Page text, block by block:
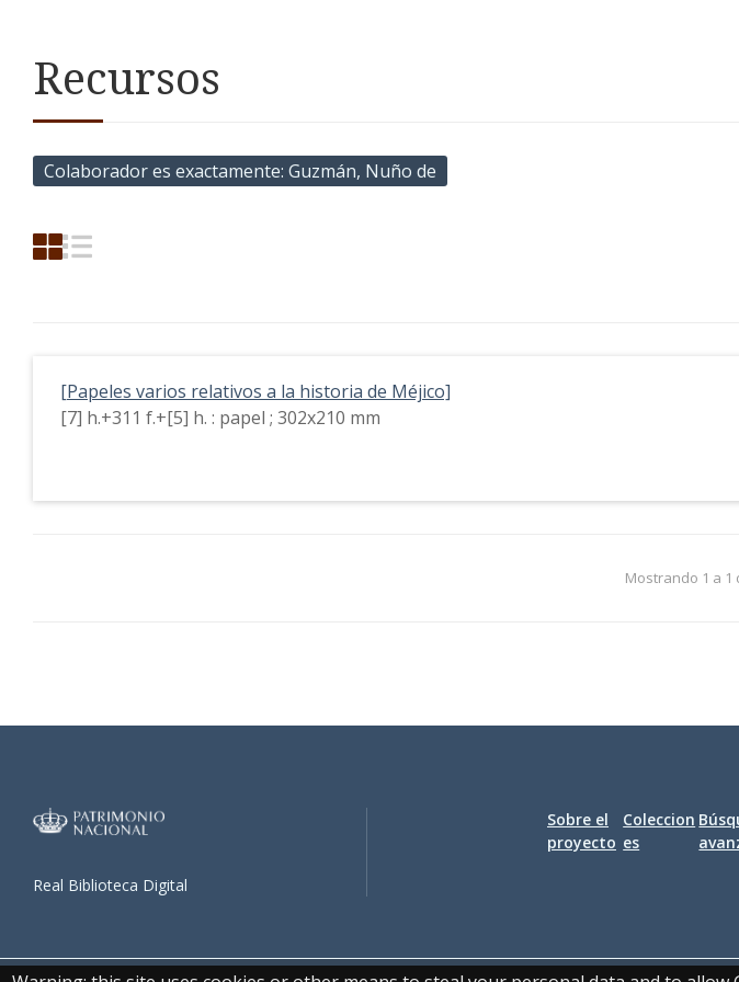
Recursos
Colaborador es exactamente Guzmán, Nuño de
[Papeles varios relativos a la historia de Méjico]
[7] h.+311 f.+[5] h. : papel ; 302x210 mm
Mostrando 1 a 1
Real Biblioteca Digital
Sobre el
proyecto
Coleccion
es